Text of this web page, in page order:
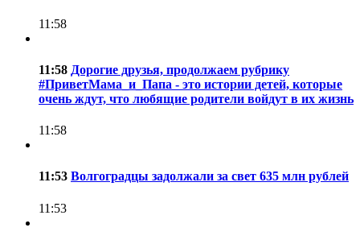
11:58
11:58 Дорогие друзья, продолжаем рубрику
#ПриветМама_и_Папа - это истории детей, которые
очень ждут, что любящие родители войдут в их жизнь
11:58
11:53 Волгоградцы задолжали за свет 635 млн рублей
11:53